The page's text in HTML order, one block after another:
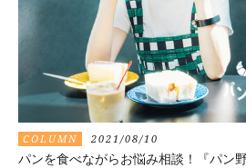
COLUMN 2021/08/10
パンを食べながらお悩み相談！『パン